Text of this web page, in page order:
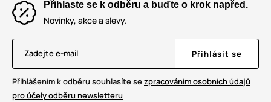
Přihlaste se k odběru a buďte o krok napřed.
Novinky, akce a slevy.
Zadejte e-mail Přihlásit se
Přihlášením k odběru souhlasíte sezpracováním osobních údajů
pro účely odběru newsletteru